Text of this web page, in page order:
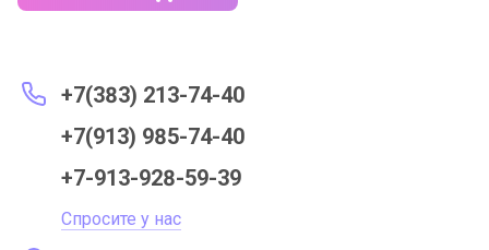
+7(383) 213-74-40
+7(913) 985-74-40
+7-913-928-59-39
Спросите у нас